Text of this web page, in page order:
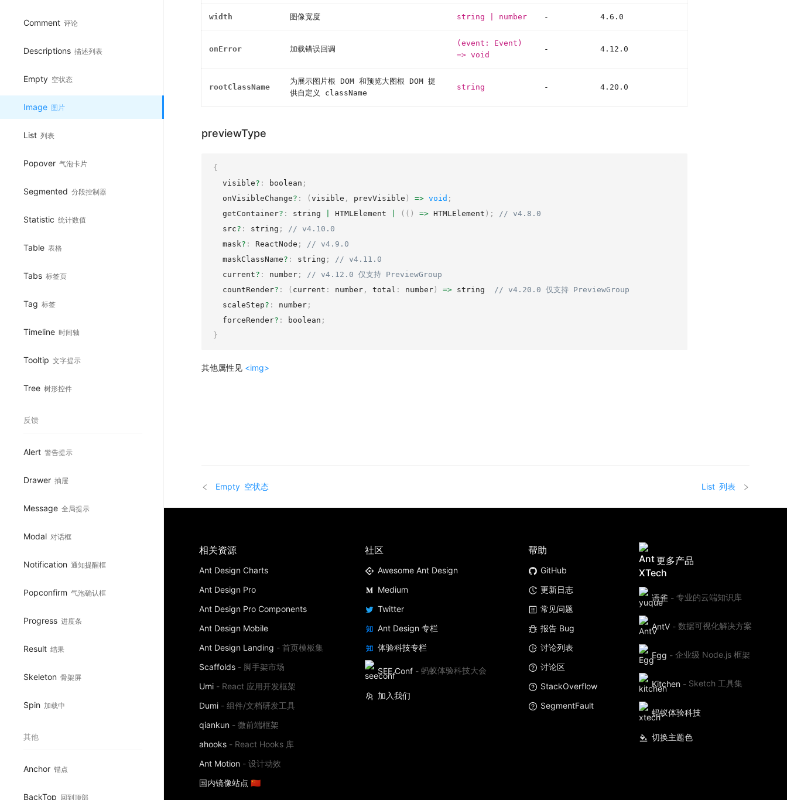
Comment 评论
Descriptions 描述列表
Empty 空状态
Image 图片
List 列表
Popover 气泡卡片
Segmented 分段控制器
Statistic 统计数值
Table 表格
Tabs 标签页
Tag 标签
Timeline 时间轴
Tooltip 文字提示
Tree 树形控件
反馈
Alert 警告提示
Drawer 抽屉
Message 全局提示
Modal 对话框
Notification 通知提醒框
Popconfirm 气泡确认框
Progress 进度条
Result 结果
Skeleton 骨架屏
Spin 加载中
其他
Anchor 锚点
BackTop 回到顶部
width 图像宽度 string number - 4.6.0
onError 加载错误回调
(event: Event)
=> void
- 4.12.0
rootClassName
为展示图片根 DOM 和预览大图根 DOM 提
供自定义 className
string - 4.20.0
previewType
{
  visible
? : boolean ;
  onVisibleChange
? : ( visible , prevVisible ) => void ;
  getContainer
? : string HTMLElement ( ( ) => HTMLElement ) ;
// v4.8.0
  src
? : string ;
// v4.10.0
  mask
? : ReactNode ;
// v4.9.0
  maskClassName
? : string ;
// v4.11.0
  current
? : number ;
// v4.12.0 仅支持 PreviewGroup
  countRender
? : ( current : number , total : number ) => string // v4.20.0 仅支持 PreviewGroup
  scaleStep
? : number ;
  forceRender
? : boolean ;
}
其他属性见 <img>
Empty 空状态 List 列表
相关资源
Ant Design Charts
Ant Design Pro
Ant Design Pro Components
Ant Design Mobile
Ant Design Landing - 首页模板集
Scaffolds - 脚手架市场
Umi - React 应用开发框架
Dumi - 组件/文档研发工具
qiankun - 微前端框架
ahooks - React Hooks 库
Ant Motion - 设计动效
国内镜像站点 🇨🇳
社区
Awesome Ant Design
Medium
Twitter
Ant Design 专栏
体验科技专栏
SEE Conf - 蚂蚁体验科技大会
加入我们
帮助
GitHub
更新日志
常见问题
报告 Bug
讨论列表
讨论区
StackOverflow
SegmentFault
更多产品
语雀 - 专业的云端知识库
AntV - 数据可视化解决方案
Egg - 企业级 Node.js 框架
Kitchen - Sketch 工具集
蚂蚁体验科技
切换主题色